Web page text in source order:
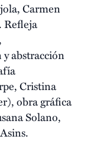
Carmen
Refleja
abstracción
Cristina
obra gráfica
Solano,